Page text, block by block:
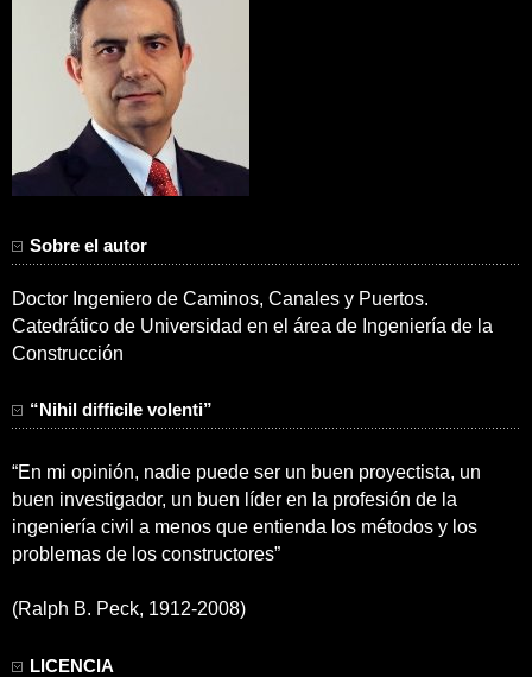
Sobre el autor
Doctor Ingeniero de Caminos, Canales y Puertos.
Catedrático de Universidad en el área de Ingeniería de la
Construcción
“Nihil difficile volenti”
“En mi opinión, nadie puede ser un buen proyectista, un
buen investigador, un buen líder en la profesión de la
ingeniería civil a menos que entienda los métodos y los
problemas de los constructores”
(Ralph B. Peck, 1912-2008)
LICENCIA